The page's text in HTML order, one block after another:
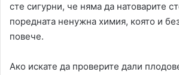
сте сигурни, че няма да натоварите
поредната ненужна химия, която и
повече.
Ако искате да проверите дали